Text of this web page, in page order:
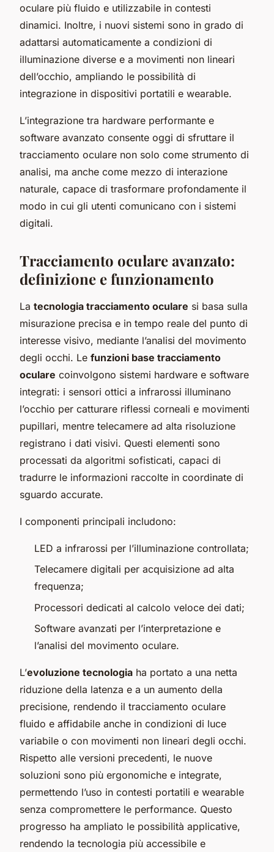
oculare più fluido e utilizzabile in contesti
dinamici. Inoltre, i nuovi sistemi sono in grado di
adattarsi automaticamente a condizioni di
illuminazione diverse e a movimenti non lineari
dell’occhio, ampliando le possibilità di
integrazione in dispositivi portatili e wearable.
L’integrazione tra hardware performante e
software avanzato consente oggi di sfruttare il
tracciamento oculare non solo come strumento di
analisi, ma anche come mezzo di interazione
naturale, capace di trasformare profondamente il
modo in cui gli utenti comunicano con i sistemi
digitali.
Tracciamento oculare avanzato:
definizione e funzionamento
La tecnologia tracciamento oculare si basa sulla
misurazione precisa e in tempo reale del punto di
interesse visivo, mediante l’analisi del movimento
degli occhi. Le funzioni base tracciamento
oculare coinvolgono sistemi hardware e software
integrati: i sensori ottici a infrarossi illuminano
l’occhio per catturare riflessi corneali e movimenti
pupillari, mentre telecamere ad alta risoluzione
registrano i dati visivi. Questi elementi sono
processati da algoritmi sofisticati, capaci di
tradurre le informazioni raccolte in coordinate di
sguardo accurate.
I componenti principali includono:
LED a infrarossi per l’illuminazione controllata;
Telecamere digitali per acquisizione ad alta
frequenza;
Processori dedicati al calcolo veloce dei dati;
Software avanzati per l’interpretazione e
l’analisi del movimento oculare.
L’evoluzione tecnologia ha portato a una netta
riduzione della latenza e a un aumento della
precisione, rendendo il tracciamento oculare
fluido e affidabile anche in condizioni di luce
variabile o con movimenti non lineari degli occhi.
Rispetto alle versioni precedenti, le nuove
soluzioni sono più ergonomiche e integrate,
permettendo l’uso in contesti portatili e wearable
senza compromettere le performance. Questo
progresso ha ampliato le possibilità applicative,
rendendo la tecnologia più accessibile e